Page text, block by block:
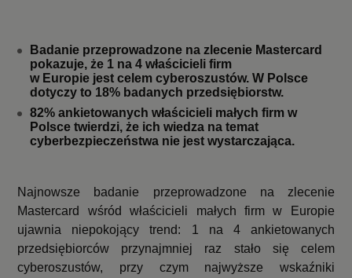
Badanie przeprowadzone na zlecenie Mastercard
pokazuje, że 1 na 4 właścicieli firm
w Europie jest celem cyberoszustów. W Polsce
dotyczy to 18% badanych przedsiębiorstw.
82% ankietowanych właścicieli małych firm w
Polsce twierdzi, że ich wiedza na temat
cyberbezpieczeństwa nie jest wystarczająca.
Najnowsze badanie przeprowadzone na zlecenie
Mastercard wśród właścicieli małych firm w Europie
ujawnia niepokojący trend: 1 na 4 ankietowanych
przedsiębiorców przynajmniej raz stało się celem
cyberoszustów, przy czym najwyższe wskaźniki